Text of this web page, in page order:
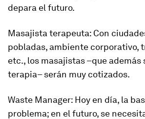
depara el futuro.
Masajista terapeuta: Con
pobladas, ambiente corporativo,
etc., los masajistas –que además
terapia– serán muy cotizados.
Waste Manager: Hoy en día, la
problema; en el futuro, se